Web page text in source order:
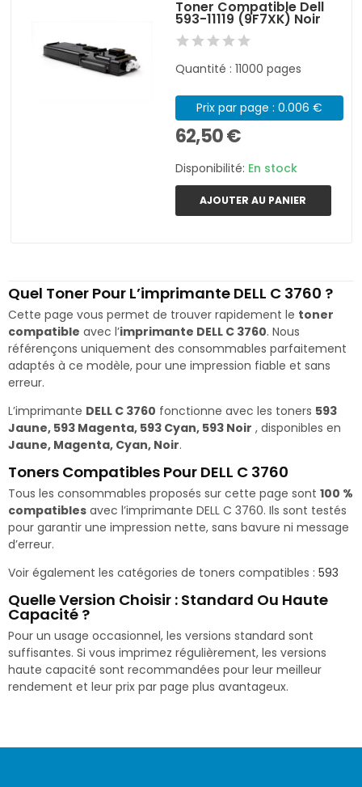
Toner Compatible Dell
593-11119 (9F7XK) Noir
Quantité : 11000 pages
Prix par page : 0.006 €
62,50 €
Disponibilité: En stock
AJOUTER AU PANIER
Quel Toner Pour L’imprimante DELL C 3760 ?
Cette page vous permet de trouver rapidement le toner
compatible avec l’imprimante DELL C 3760. Nous
référençons uniquement des consommables parfaitement
adaptés à ce modèle, pour une impression fiable et sans
erreur.
L’imprimante DELL C 3760 fonctionne avec les toners 593
Jaune, 593 Magenta, 593 Cyan, 593 Noir , disponibles en
Jaune, Magenta, Cyan, Noir.
Toners Compatibles Pour DELL C 3760
Tous les consommables proposés sur cette page sont 100 %
compatibles avec l’imprimante DELL C 3760. Ils sont testés
pour garantir une impression nette, sans bavure ni message
d’erreur.
Voir également les catégories de toners compatibles : 593
Quelle Version Choisir : Standard Ou Haute
Capacité ?
Pour un usage occasionnel, les versions standard sont
suffisantes. Si vous imprimez régulièrement, les versions
haute capacité sont recommandées pour leur meilleur
rendement et leur prix par page plus avantageux.